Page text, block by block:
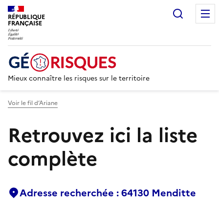
RÉPUBLIQUE
FRANÇAISE
Mieux connaître les risques sur le territoire
Voir le fil d’Ariane
Retrouvez ici la liste
complète
Adresse recherchée : 64130 Menditte